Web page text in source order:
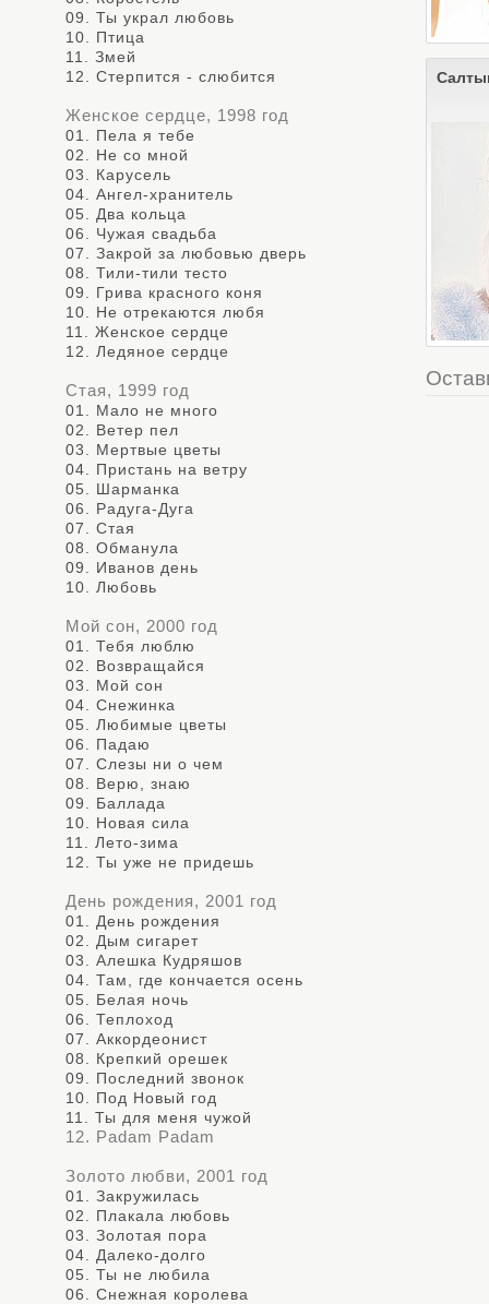
09. Ты украл любовь
10. Птица
11. Змей
12. Стерпится - слюбится
Женское сердце, 1998 год
01. Пела я тебе
02. Не со мной
03. Карусель
04. Ангел-хранитель
05. Два кольца
06. Чужая свадьба
07. Закрой за любовью дверь
08. Тили-тили тесто
09. Грива красного коня
10. Не отрекаются любя
11. Женское сердце
12. Ледяное сердце
Стая, 1999 год
01. Мало не много
02. Ветер пел
03. Мертвые цветы
04. Пристань на ветру
05. Шарманка
06. Радуга-Дуга
07. Стая
08. Обманула
09. Иванов день
10. Любовь
Мой сон, 2000 год
01. Тебя люблю
02. Возвращайся
03. Мой сон
04. Снежинка
05. Любимые цветы
06. Падаю
07. Слезы ни о чем
08. Верю, знаю
09. Баллада
10. Новая сила
11. Лето-зима
12. Ты уже не придешь
День рождения, 2001 год
01. День рождения
02. Дым сигарет
03. Алешка Кудряшов
04. Там, где кончается осень
05. Белая ночь
06. Теплоход
07. Аккордеонист
08. Крепкий орешек
09. Последний звонок
10. Под Новый год
11. Ты для меня чужой
12. Padam Padam
Золото любви, 2001 год
01. Закружилась
02. Плакала любовь
03. Золотая пора
04. Далеко-долго
05. Ты не любила
06. Снежная королева